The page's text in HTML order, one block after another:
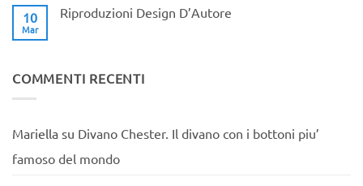
Design
l’acquisto
di
10
Mar
Riproduzioni Design D’Autore
Design
D’Autore
COMMENTI RECENTI
Mariella su Divano Chester. Il divano con i bottoni piu’
famoso del mondo